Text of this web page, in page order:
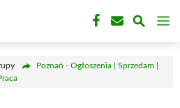
Poznań - Ogłoszenia | Sprzedam |